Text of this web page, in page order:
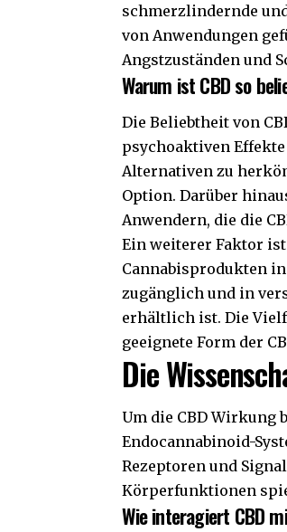
schmerzlindernde
von Anwendungen
Angstzuständen und
Warum ist CBD so
Die Beliebtheit von
psychoaktiven
Alternativen zu
Option. Darüber
Anwendern, die die
Ein weiterer Faktor
Cannabisprodukten
zugänglich und in
erhältlich ist. Die
geeignete Form der
Die
Um die CBD Wirkung
Endocannabinoid-
Rezeptoren und
Körperfunktionen
Wie interagiert CBD